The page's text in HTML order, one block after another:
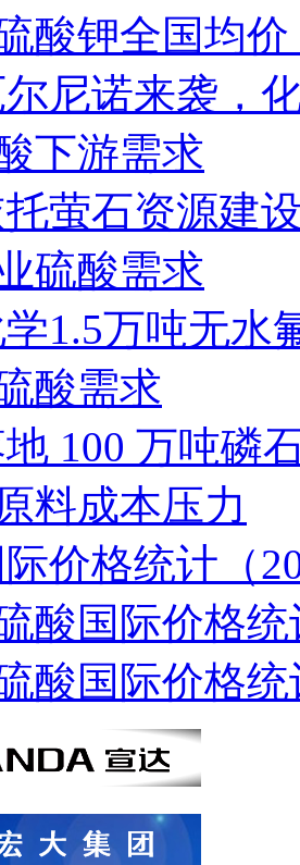
酸钾全国均价
尔尼诺来袭，
下游需求
托萤石资源建
硫酸需求
学1.5万吨无
酸需求
地 100 万吨磷
料成本压力
际价格统计（
酸国际价格
酸国际价格